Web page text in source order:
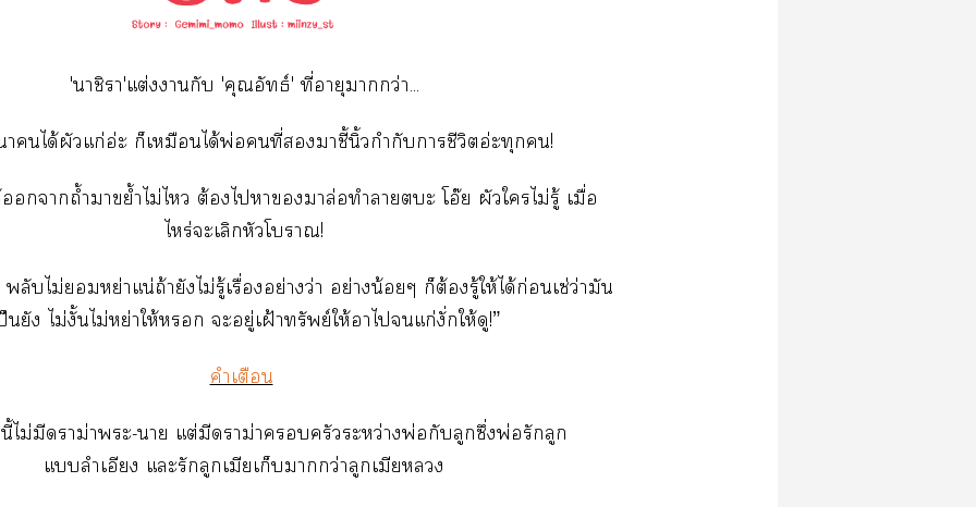
'าชิา'แต่งากับ 'คุณอัทธ์' ที่อายุากว่า...
าได้ผัวแก่อ่ะ ก็เหมือนได้พ่อคนที่าชี้นิ้วกำกับาชีวิตอ่ะทุก!
าถ้ำาขย้ำไม่ไ ต้องไาาล่อทำาะ โอ๊ย ผัวใไม่รู้ เมื่อ
ไหร่ะเลิกหัวโา!
ลับไม่หย่าแน่ถ้ายังไม่รู้เรื่องอย่างว่า อย่างน้อยๆ ก็ต้องรู้ให้ได้ก่อนเซ่ว่ามัน
นยัง ไม่งั้นไม่หย่าให้ ะอยู่เฝ้าทรัพย์ให้าไแก่งั่กให้ดู!”
คำเตือน
นี้ไม่มีดราม่าะ-า แต่มีดราม่าครัวระหว่างพ่อกับลูกซึ่งพ่อรักลูก
แลำเอียง แะรักลูกเมียเก็บากว่าลูกเมีย